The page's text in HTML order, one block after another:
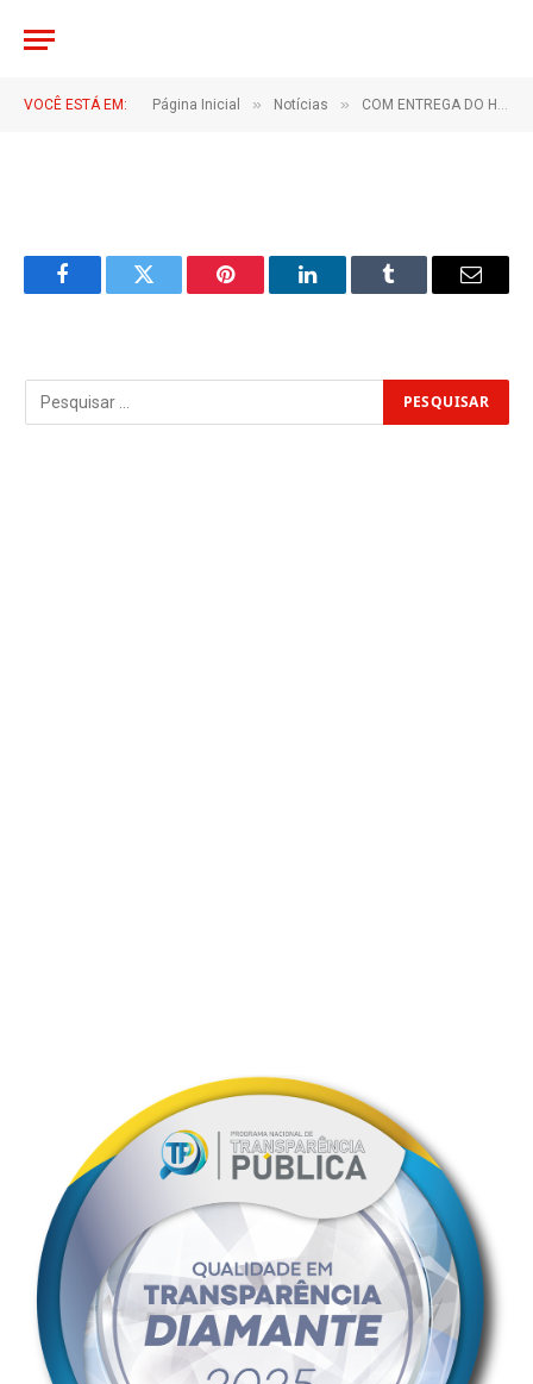
VOCÊ ESTÁ EM: Página Inicial » Notícias » COM ENTREGA DO HOSPITAL PROVISÓRIO, PREFEITURA REFORÇA O COMPROMISSO COM A SAÚDE DE IRITUIA
IMG_1068
FacebookTwitter Pinterest LinkedInTumblr Email